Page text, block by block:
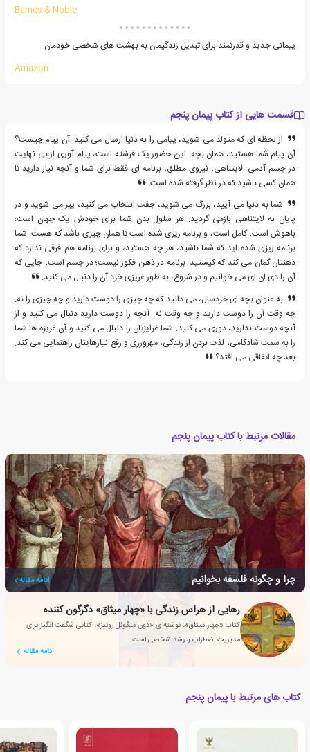
Barnes & Noble
پیمانی جدید و قدرتمند برای تبدیل زندگیمان به بهشت های شخصی خودمان.
Amazon
قسمت هایی از کتاب پیمان پنجم
از لحظه ای که متولد می شوید، پیامی را به دنیا ارسال می کنید. آن پیام چیست؟
آن پیام شما هستید، همان بچه. این حضور یک فرشته است، پیام آوری از بی نهایت
در جسم آدمی. لایتناهی، نیروی مطلق، برنامه ای فقط برای شما و آنچه نیاز دارید تا
همان کسی باشید که در نظر گرفته شده است.
شما به دنیا می آیید، بزرگ می شوید، جفت انتخاب می کنید، پیر می شوید و در
پایان به لایتناهی بازمی گردید. هر سلول بدن شما برای خودش یک جهان است؛
باهوش است، کامل است، و برنامه ریزی شده است تا همان چیزی باشد که هست. شما
برنامه ریزی شده اید که شما باشید، هر چه هستید، و برای برنامه هم فرقی ندارد که
ذهنتان گمان می کند که کیستید. برنامه در ذهن فکور نیست؛ در جسم است، جایی که
آن را دی ان ای می خوانیم و در شروع، به طور غریزی خرد آن را دنبال می کنید.
به عنوان بچه ای خردسال، می دانید که چه چیزی را دوست دارید و چه چیزی را نه.
چه وقت آن را دوست دارید و چه وقت نه. آنچه را دوست دارید دنبال می کنید و از
آنچه دوست ندارید، دوری می کنید. شما غرایزتان را دنبال می کنید و آن غریزه ها شما
را به سمت شادکامی، لذت بردن از زندگی، مهرورزی و رفع نیازهایتان راهنمایی می کند.
بعد چه اتفاقی می افتد؟
مقالات مرتبط با کتاب پیمان پنجم
چرا و چگونه فلسفه بخوانیم ادامه مقاله
رهایی از هراس زندگی با «چهار میثاق» دگرگون کننده
کتاب «چهار میثاق»، نوشته ی «دون میگوئل روئیز»، کتابی شگفت انگیز برای
مدیریت اضطراب و رشد شخصی است.
ادامه مقاله
کتاب های مرتبط با پیمان پنجم